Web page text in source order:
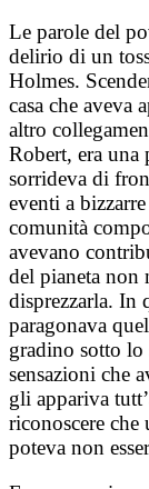
Le parole del
delirio di un
Holmes.
casa che aveva
altro
Robert, era una
sorrideva di
eventi a
comunità
avevano
del pianeta non
disprezzarla. In
paragonava
gradino sotto lo
sensazioni che
gli appariva
riconoscere che
poteva non